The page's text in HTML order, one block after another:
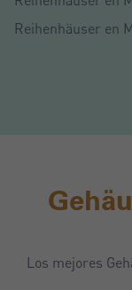
Reihenhäuser en
Los mejores